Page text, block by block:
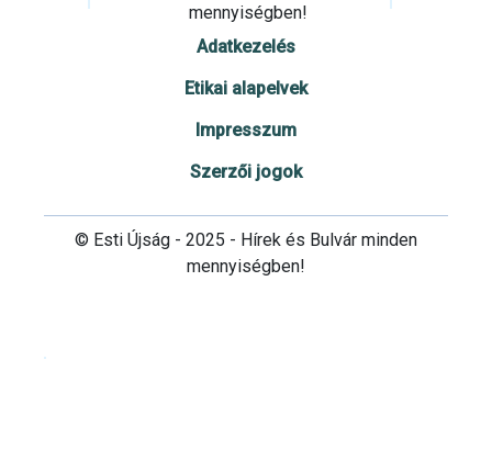
mennyiségben!
Adatkezelés
Etikai alapelvek
Impresszum
Szerzői jogok
© Esti Újság - 2025 - Hírek és Bulvár minden
mennyiségben!